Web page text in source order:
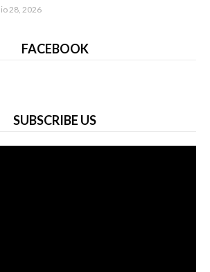
28, 2026
FACEBOOK
SUBSCRIBE US